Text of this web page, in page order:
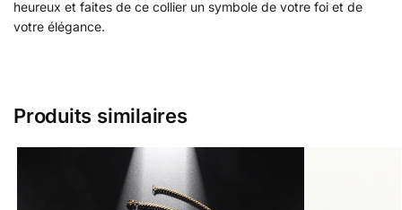
heureux et faites de ce collier un symbole de votre foi et de
votre élégance.
Produits similaires